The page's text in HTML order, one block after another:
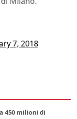
7, 2018
450 milioni di